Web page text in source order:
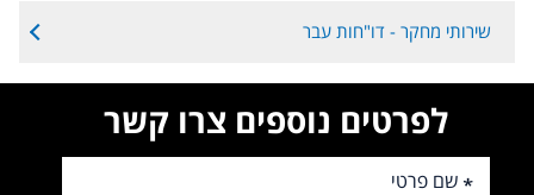
שירותי מחקר - דו"חות עבר
לפרטים נוספים צרו קשר